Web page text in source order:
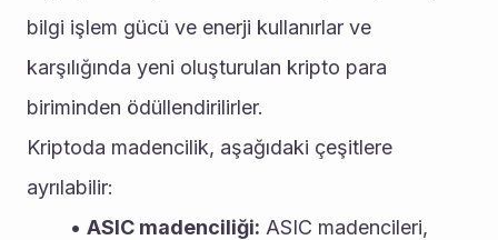
bilgi işlem gücü ve enerji kullanırlar ve
karşılığında yeni oluşturulan kripto para
biriminden ödüllendirilirler.
Kriptoda madencilik, aşağıdaki çeşitlere
ayrılabilir:
ASIC madenciliği: ASIC madencileri,